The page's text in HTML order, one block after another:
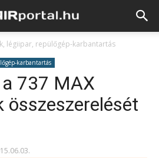
légiipar, repülőgép-karbantartás
karbantartás
737 MAX
összeszerelését